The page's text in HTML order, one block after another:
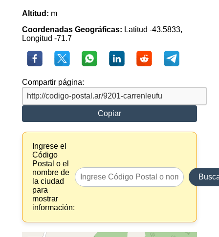
Altitud: m
Coordenadas Geográficas: Latitud -43.5833,
Longitud -71.7
Compartir página:
Copiar
Ingrese el
Código
Postal o el
nombre de
la ciudad
para
mostrar
información: